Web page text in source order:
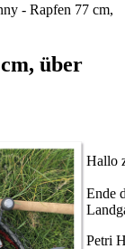
- Rapfen 77 cm,
über
Hallo
Ende
Petri